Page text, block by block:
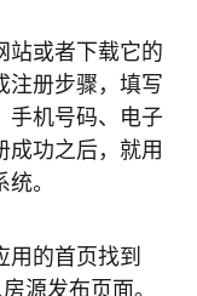
站或者下载它的
注册步骤，填写
手机号码、电子
成功之后，就用
。
的首页找到
源发布页面。